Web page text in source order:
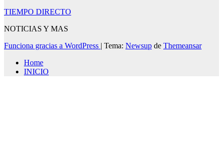
TIEMPO DIRECTO
NOTICIAS Y MAS
Funciona gracias a WordPress | Tema: Newsup de Themeansar
Home
INICIO